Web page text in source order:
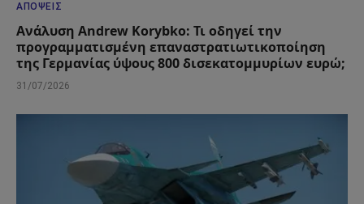
ΑΠΌΨΕΙΣ
Ανάλυση Andrew Korybko: Τι οδηγεί την
προγραμματισμένη επαναστρατιωτικοποίηση
της Γερμανίας ύψους 800 δισεκατομμυρίων ευρώ;
31/07/2026